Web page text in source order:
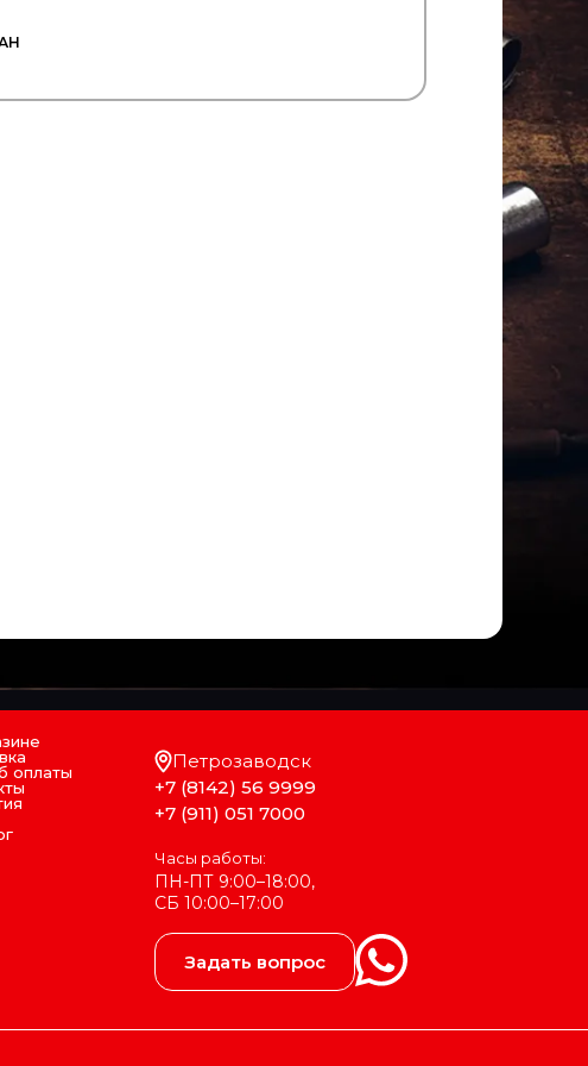
оплаты
Петрозаводск
+7 (8142) 56 9999
+7 (911) 051 7000
Часы работы:
ПН-ПТ 9:00–18:00,
СБ 10:00–17:00
Задать вопрос